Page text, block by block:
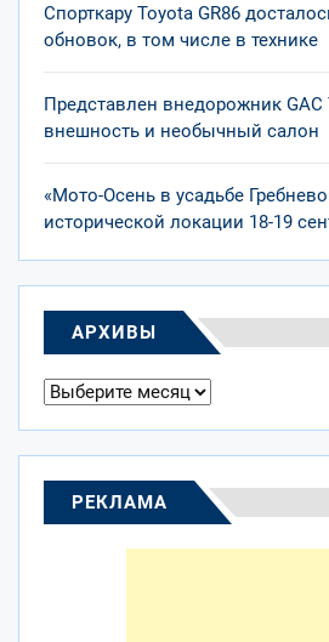
Спорткару Toyota GR86
обновок, в том числе в технике
Представлен внедорожник GAC
внешность и необычный салон
«Мото-Осень в усадьбе
исторической локации 18-19
АРХИВЫ
Архивы
РЕКЛАМА